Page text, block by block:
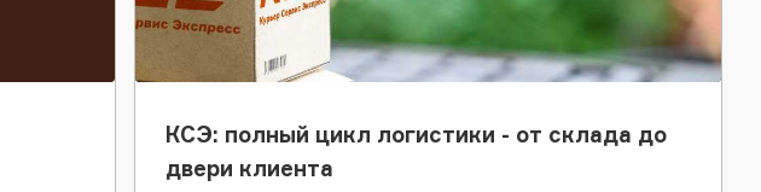
КСЭ: полный цикл логистики - от склада до
двери клиента